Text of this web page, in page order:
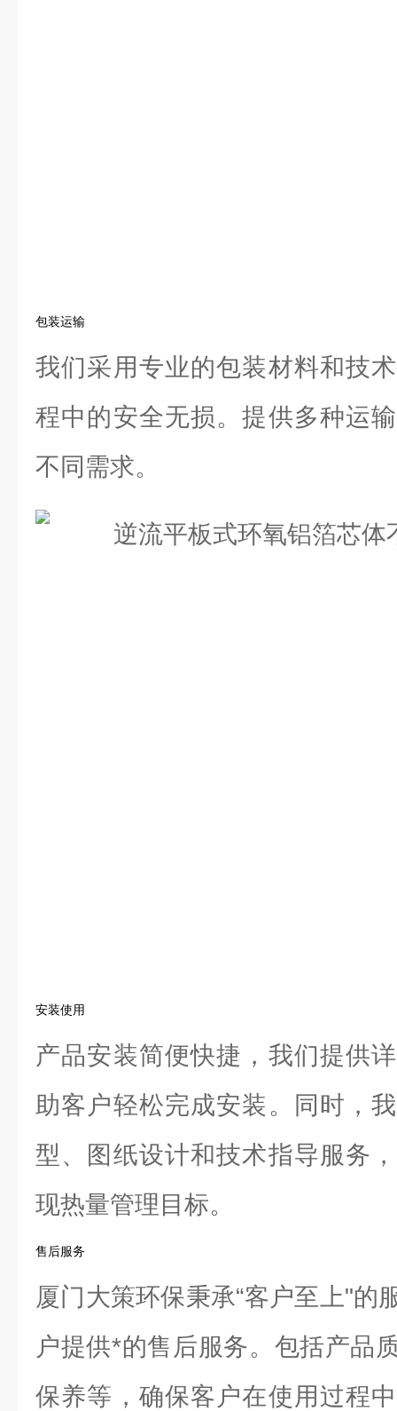
包装运输
我们采用专业的包装材料和技
程中的安全无损。提供多种运
不同需求。
安装使用
产品安装简便快捷，我们提供
助客户轻松完成安装。同时，
型、图纸设计和技术指导服务
现热量管理目标。
售后服务
厦门大策环保秉承“客户至上"的
户提供*的售后服务。包括产品
保养等，确保客户在使用过程